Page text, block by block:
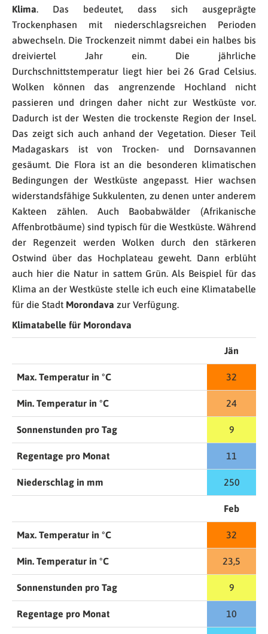
Klima. Das bedeutet, dass sich ausgeprägte
Trockenphasen mit niederschlagsreichen Perioden
abwechseln. Die Trockenzeit nimmt dabei ein halbes bis
dreiviertel Jahr ein. Die jährliche
Durchschnittstemperatur liegt hier bei 26 Grad Celsius.
Wolken können das angrenzende Hochland nicht
passieren und dringen daher nicht zur Westküste vor.
Dadurch ist der Westen die trockenste Region der Insel.
Das zeigt sich auch anhand der Vegetation. Dieser Teil
Madagaskars ist von Trocken- und Dornsavannen
gesäumt. Die Flora ist an die besonderen klimatischen
Bedingungen der Westküste angepasst. Hier wachsen
widerstandsfähige Sukkulenten, zu denen unter anderem
Kakteen zählen. Auch Baobabwälder (Afrikanische
Affenbrotbäume) sind typisch für die Westküste. Während
der Regenzeit werden Wolken durch den stärkeren
Ostwind über das Hochplateau geweht. Dann erblüht
auch hier die Natur in sattem Grün. Als Beispiel für das
Klima an der Westküste stelle ich euch eine Klimatabelle
für die Stadt Morondava zur Verfügung.
Klimatabelle für Morondava
Jän
Max. Temperatur in °C 32
Min. Temperatur in °C 24
Sonnenstunden pro Tag 9
Regentage pro Monat 11
Niederschlag in mm 250
Feb
Max. Temperatur in °C 32
Min. Temperatur in °C 23,5
Sonnenstunden pro Tag 9
Regentage pro Monat 10